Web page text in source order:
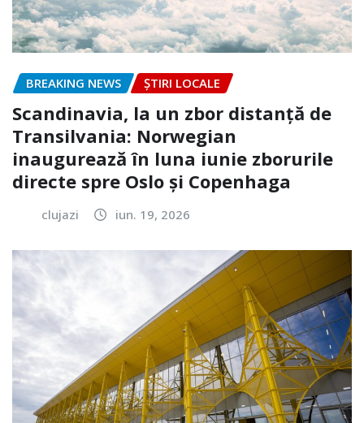
BREAKING NEWS ȘTIRI LOCALE
Scandinavia, la un zbor distanță de
Transilvania: Norwegian
inaugurează în luna iunie zborurile
directe spre Oslo și Copenhaga
clujazi iun. 19, 2026